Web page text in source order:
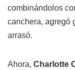
combinándolos
canchera, agregó
arrasó.
Ahora, Charlotte